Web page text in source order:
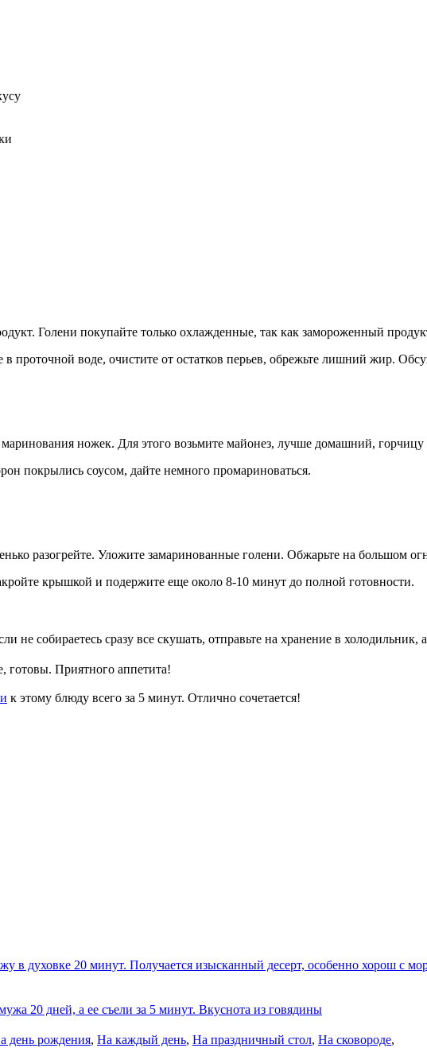
Голени покупайте только охлажденные, так как замороженный
в проточной воде, очистите от остатков перьев, обрежьте лишний жир.
ножек. Для этого возьмите майонез, лучше домашний,
покрылись соусом, дайте немного промариноваться.
разогрейте. Уложите замаринованные голени. Обжарьте на большом
крышкой и подержите еще около 8-10 минут до полной готовности.
не собираетесь сразу все скушать, отправьте на хранение в
готовы. Приятного аппетита!
к этому блюду всего за 5 минут. Отлично сочетается!
в духовке 20 минут. Получается изысканный десерт, особенно хорош с
20 дней, а ее съели за 5 минут. Вкуснота из говядины
день рождения, На каждый день, На праздничный стол, На сковороде,